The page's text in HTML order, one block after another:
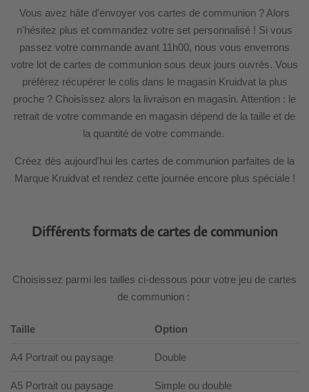
Vous avez hâte d'envoyer vos cartes de communion ? Alors
n'hésitez plus et commandez votre set personnalisé ! Si vous
passez votre commande avant 11h00, nous vous enverrons
votre lot de cartes de communion sous deux jours ouvrés. Vous
préférez récupérer le colis dans le magasin Kruidvat la plus
proche ? Choisissez alors la livraison en magasin. Attention : le
retrait de votre commande en magasin dépend de la taille et de
la quantité de votre commande.
Créez dès aujourd'hui les cartes de communion parfaites de la
Marque Kruidvat et rendez cette journée encore plus spéciale !
Différents formats de cartes de communion
Choisissez parmi les tailles ci-dessous pour votre jeu de cartes
de communion :
Taille Option
A4 Portrait ou paysage Double
A5 Portrait ou paysage Simple ou double